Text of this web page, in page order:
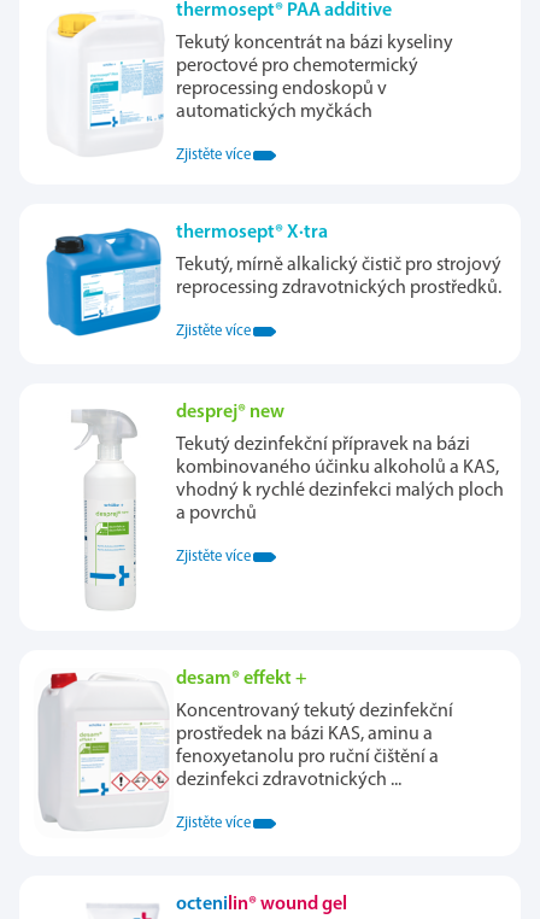
thermosept® PAA additive
Tekutý koncentrát na bázi kyseliny
peroctové pro chemotermický
reprocessing endoskopů v
automatických myčkách
Zjistěte více
thermosept® X·tra
Tekutý, mírně alkalický čistič pro strojový
reprocessing zdravotnických prostředků.
Zjistěte více
desprej® new
Tekutý dezinfekční přípravek na bázi
kombinovaného účinku alkoholů a KAS,
vhodný k rychlé dezinfekci malých ploch
a povrchů
Zjistěte více
desam® effekt +
Koncentrovaný tekutý dezinfekční
prostředek na bázi KAS, aminu a
fenoxyetanolu pro ruční čištění a
dezinfekci zdravotnických ...
Zjistěte více
octeni lin® wound gel